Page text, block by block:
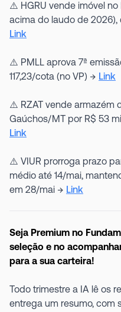
⚠️ HGRU vende imóvel no
acima do laudo de
Link
⚠️ PMLL aprova 7ª
117,23/cota (no VP) → Link
⚠️ RZAT vende armazém
Gaúchos/MT por R$ 53
Link
⚠️ VIUR prorroga prazo
médio até 14/mai,
em 28/mai → Link
Seja Premium no
seleção e no
para a sua carteira!
Todo trimestre a IA lê os
entrega um resumo, com